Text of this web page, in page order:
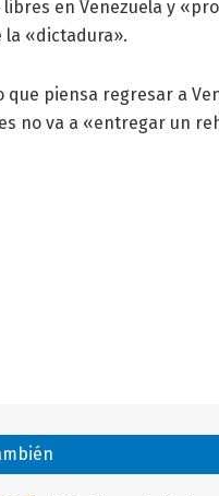
libres en Venezuela y
la «dictadura».
que piensa regresar a
no va a «entregar un